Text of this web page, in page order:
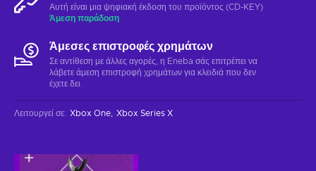
Αυτή είναι μια ψηφιακή έκδοση του προϊόντος (CD-KEY)
Άμεση παράδοση
Άμεσες επιστροφές χρημάτων
Σε αντίθεση με άλλες αγορές, η Eneba σάς επιτρέπει να
λάβετε άμεση επιστροφή χρημάτων για κλειδιά που δεν
έχετε δει.
Λειτουργεί σε: Xbox One Xbox Series X